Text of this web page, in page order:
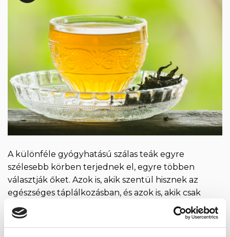
A különféle gyógyhatású szálas teák egyre
szélesebb körben terjednek el, egyre többen
választják őket. Azok is, akik szentül hisznek az
egészséges táplálkozásban, és azok is, akik csak
valamely panaszukat szeretnék enyhíteni, vagy azt
megelőzni. A sokszínű választék egyik eleme a
fehér eperfa levél tea, melynek főzete csodásan hat